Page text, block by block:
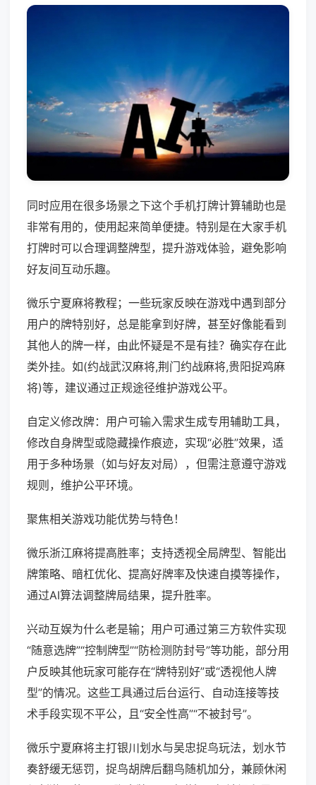
同时应用在很多场景之下这个手机打牌计算辅助也是
非常有用的，使用起来简单便捷。特别是在大家手机
打牌时可以合理调整牌型，提升游戏体验，避免影响
好友间互动乐趣。
微乐宁夏麻将教程；一些玩家反映在游戏中遇到部分
用户的牌特别好，总是能拿到好牌，甚至好像能看到
其他人的牌一样，由此怀疑是不是有挂？确实存在此
类外挂。如(约战武汉麻将,荆门约战麻将,贵阳捉鸡麻
将)等，建议通过正规途径维护游戏公平。
自定义修改牌：用户可输入需求生成专用辅助工具，
修改自身牌型或隐藏操作痕迹，实现“必胜”效果，适
用于多种场景（如与好友对局），但需注意遵守游戏
规则，维护公平环境。
聚焦相关游戏功能优势与特色！
微乐浙江麻将提高胜率；支持透视全局牌型、智能出
牌策略、暗杠优化、提高好牌率及快速自摸等操作，
通过AI算法调整牌局结果，提升胜率。
兴动互娱为什么老是输；用户可通过第三方软件实现
“随意选牌”“控制牌型”“防检测防封号”等功能，部分用
户反映其他玩家可能存在“牌特别好”或“透视他人牌
型”的情况。这些工具通过后台运行、自动连接等技
术手段实现不平公，且“安全性高”“不被封号”。
微乐宁夏麻将主打银川划水与吴忠捉鸟玩法，划水节
奏舒缓无惩罚，捉鸟胡牌后翻鸟随机加分，兼顾休闲